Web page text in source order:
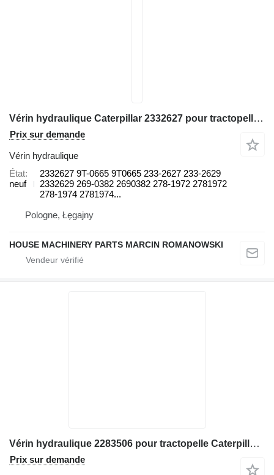
Vérin hydraulique Caterpillar 2332627 pour tractopelle Caterpillar 422E, 424D, 428B, 428C, 428D, 428E, 432D, 432E, 434E, 438B, 438C
Prix sur demande
Vérin hydraulique
État
neuf
2332627 9T-0665 9T0665 233-2627 233-2629
2332629 269-0382 2690382 278-1972 2781972
278-1974 2781974...
Pologne, Łęgajny
HOUSE MACHINERY PARTS MARCIN ROMANOWSKI
Vérin hydraulique 2283506 pour tractopelle Caterpillar 416E, 420E, 422E, 428E, 430E, 432E, 434E, 442E, 444E, 517, 527
Prix sur demande